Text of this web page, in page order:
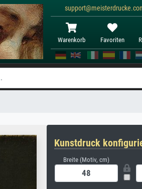
Warenkorb Favoriten
Kunstdruck
Breite (Motiv, cm)